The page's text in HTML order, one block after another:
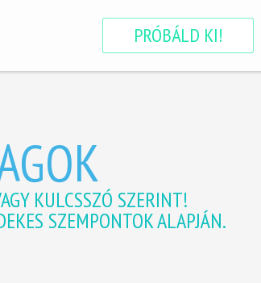
PRÓBÁLD KI!
KULCSSZÓ SZERINT!
SZEMPONTOK ALAPJÁN.